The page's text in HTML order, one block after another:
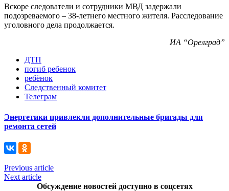
Вскоре следователи и сотрудники МВД задержали
подозреваемого – 38-летнего местного жителя. Расследование
уголовного дела продолжается.
ИА “Орелград”
ДТП
погиб ребенок
ребёнок
Следственный комитет
Телеграм
Энергетики привлекли дополнительные бригады для
ремонта сетей
Previous article
Next article
Обсуждение новостей доступно в соцсетях